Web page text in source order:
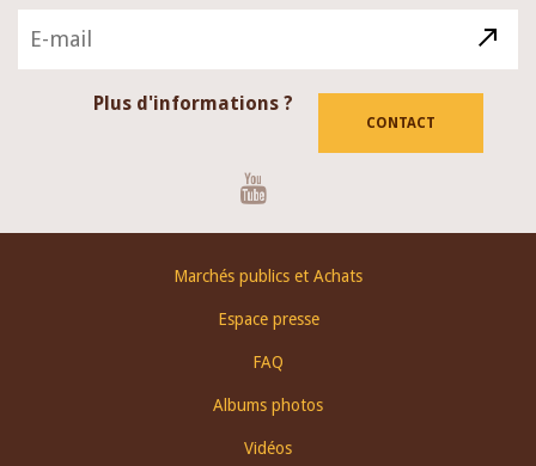
Plus d'informations ?
CONTACT
Marchés publics et Achats
Espace presse
FAQ
Albums photos
Vidéos